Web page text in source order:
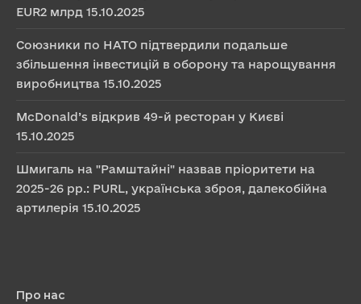
EUR2 млрд 15.10.2025
Союзники по НАТО підтвердили подальше
збільшення інвестицій в оборону та нарощування
виробництва 15.10.2025
McDonald’s відкрив 49-й ресторан у Києві
15.10.2025
Шмигаль на "Рамштайні" назвав пріоритети на
2025-26 рр.: PURL, українська зброя, далекобійна
артилерія 15.10.2025
Про нас